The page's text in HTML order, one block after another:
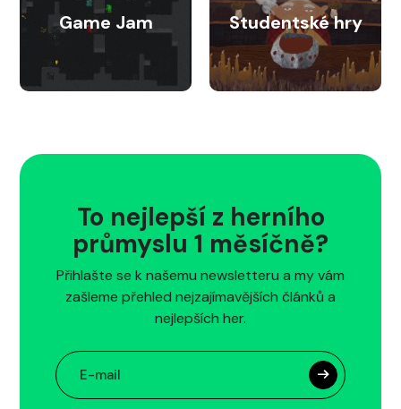
Game Jam Studentské hry
To nejlepší z herního
průmyslu 1 měsíčně?
Přihlašte se k našemu newsletteru a my vám
zašleme přehled nejzajímavějších článků a
nejlepších her.